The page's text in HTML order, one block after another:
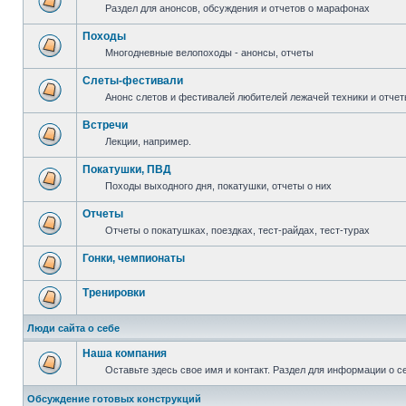
Раздел для анонсов, обсуждения и отчетов о марафонах
Походы
Многодневные велопоходы - анонсы, отчеты
Слеты-фестивали
Анонс слетов и фестивалей любителей лежачей техники и
Встречи
Лекции, например.
Покатушки, ПВД
Походы выходного дня, покатушки, отчеты о них
Отчеты
Отчеты о покатушках, поездках, тест-райдах, тест-турах
Гонки, чемпионаты
Тренировки
Люди сайта о себе
Наша компания
Оставьте здесь свое имя и контакт. Раздел для информации о
Обсуждение готовых конструкций